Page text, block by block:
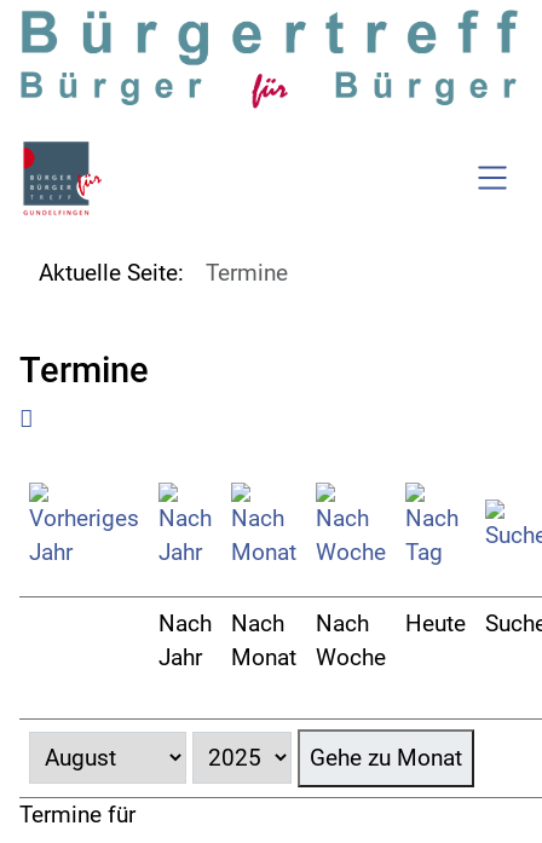
SKIP TO MAIN CONTENT
Aktuelle Seite: Termine
Termine
Nach
Jahr
Nach
Monat
Nach
Woche
Heute
Gehe zu Monat
Termine für